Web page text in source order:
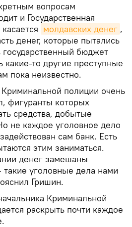
вопросам
и Государственная
молдавских денег ,
денег, которые пытались
бюджет
то другие преступные
пока неизвестно.
полиции очень
фигуранты которых
средства, добытые
не каждое уголовное дело
сам банк. Есть
этим заниматься.
денег замешаны
уголовные дела нами
Гришин.
Криминальной
раскрыть почти каждое